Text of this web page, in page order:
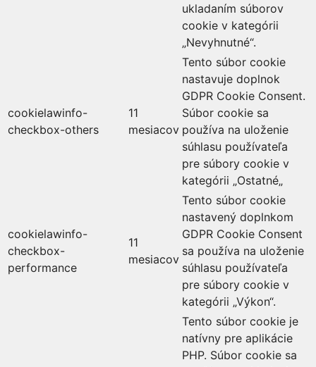
ukladaním súborov
cookie v kategórii
„Nevyhnutné“.
cookielawinfo-
checkbox-others
11
mesiacov
Tento súbor cookie
nastavuje doplnok
GDPR Cookie Consent.
Súbor cookie sa
používa na uloženie
súhlasu používateľa
pre súbory cookie v
kategórii „Ostatné„
cookielawinfo-
checkbox-
performance
11
mesiacov
Tento súbor cookie
nastavený doplnkom
GDPR Cookie Consent
sa používa na uloženie
súhlasu používateľa
pre súbory cookie v
kategórii „Výkon“.
Tento súbor cookie je
natívny pre aplikácie
PHP. Súbor cookie sa